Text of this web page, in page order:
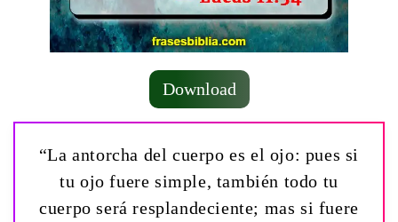
Download
“La antorcha del cuerpo es el ojo: pues si
tu ojo fuere simple, también todo tu
cuerpo será resplandeciente; mas si fuere